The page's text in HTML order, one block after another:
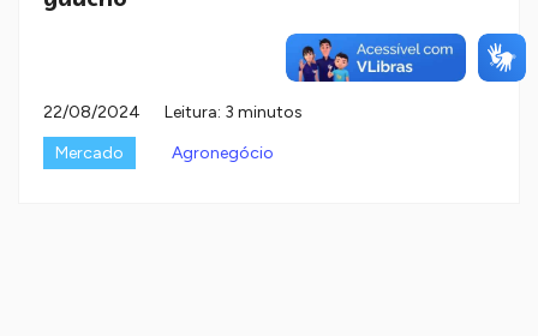
22/08/2024
Leitura: 3 minutos
Mercado
Agronegócio